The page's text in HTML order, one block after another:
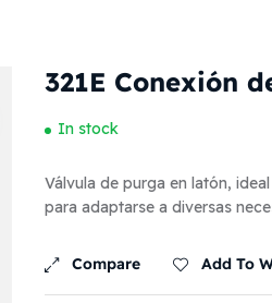
321E Conexión
In stock
Válvula de purga en latón,
para adaptarse a diversas
Compare Add To